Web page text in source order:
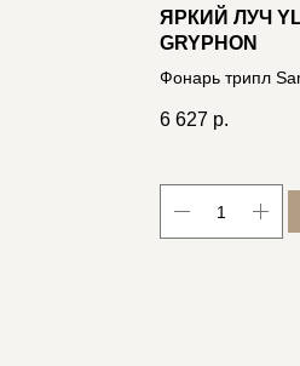
ЯРКИЙ ЛУЧ
GRYPHON
Фонарь трипл
акк. 2600mAh
6 627 р.